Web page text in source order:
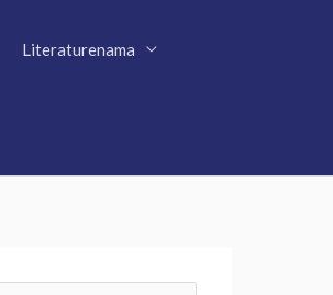
Literaturenama